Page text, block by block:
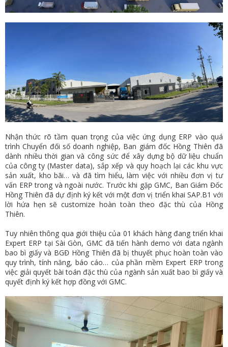
Nhận thức rõ tầm quan trọng của việc ứng dụng ERP vào quá
trình Chuyển đối số doanh nghiệp, Ban giám đốc Hồng Thiên đã
dành nhiều thời gian và công sức để xây dựng bộ dữ liệu chuẩn
của công ty (Master data), sắp xếp và quy hoạch lại các khu vực
sản xuất, kho bãi… và đã tìm hiểu, làm việc với nhiều đơn vị tư
vấn ERP trong và ngoài nước. Trước khi gặp GMC, Ban Giám Đốc
Hồng Thiên đã dự định ký kết với một đơn vị triển khai SAP.B1 với
lời hứa hẹn sẽ customize hoàn toàn theo đặc thù của Hồng
Thiên.
Tuy nhiên thông qua giới thiệu của 01 khách hàng đang triển khai
Expert ERP tại Sài Gòn, GMC đã tiến hành demo với data ngành
bao bì giấy và BGĐ Hồng Thiên đã bị thuyết phục hoàn toàn vào
quy trình, tính năng, báo cáo… của phần mềm Expert ERP trong
việc giải quyết bài toán đặc thù của ngành sản xuất bao bì giấy và
quyết định ký kết hợp đồng với GMC.